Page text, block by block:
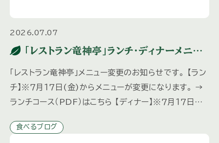
2026.07.07
「レストラン竜神亭」ランチ・ディナーメニュ
「レストラン竜神亭」メニュー変更のお知らせです。 【ラン
チ】※７月１７日(金)からメニューが変更になります。 →
ランチコース（PDF）はこちら 【ディナー】※７月１７日
[…]
食べるブログ